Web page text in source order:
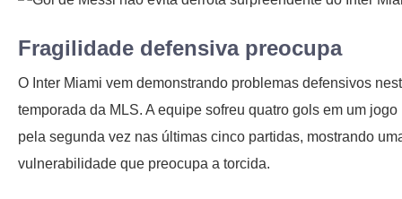
Fragilidade defensiva preocupa
O Inter Miami vem demonstrando problemas defensivos
temporada da MLS. A equipe sofreu quatro gols em um jogo
pela segunda vez nas últimas cinco partidas, mostrando
vulnerabilidade que preocupa a torcida.